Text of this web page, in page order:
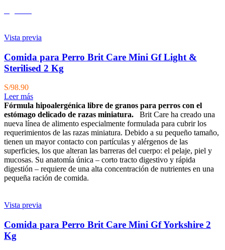
Vista previa
Comida para Perro Brit Care Mini Gf Light &
Sterilised 2 Kg
S/98.90
Leer más
Fórmula hipoalergénica libre de granos para perros con el
estómago delicado de razas miniatura. Brit Care ha creado una
nueva línea de alimento especialmente formulada para cubrir los
requerimientos de las razas miniatura. Debido a su pequeño tamaño,
tienen un mayor contacto con partículas y alérgenos de las
superficies, los que alteran las barreras del cuerpo: el pelaje, piel y
mucosas. Su anatomía única – corto tracto digestivo y rápida
digestión – requiere de una alta concentración de nutrientes en una
pequeña ración de comida.
Vista previa
Comida para Perro Brit Care Mini Gf Yorkshire 2
Kg